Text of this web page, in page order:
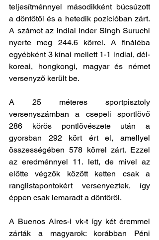
teljesítménnyel másodikként búcsúzott
a döntőtől és a hetedik pozícióban zárt.
A számot az indiai Inder Singh Suruchi
nyerte meg 244.6 körrel. A fináléba
egyébként 3 kínai mellett 1-1 indiai, dél-
koreai, hongkongi, magyar és német
versenyző került be.
A 25 méteres sportpisztoly
versenyszámban a csepeli sportlövő
286 körös pontlövészete után a
gyorsban 292 kört ért el, amellyel
összességében 578 körrel zárt. Ezzel
az eredménnyel 11. lett, de mivel az
előtte végzők között ketten csak a
ranglistapontokért versenyeztek, így
éppen csak lemaradt a döntőről.
A Buenos Aires-i vk-t így két éremmel
zárták a magyarok: korábban Péni